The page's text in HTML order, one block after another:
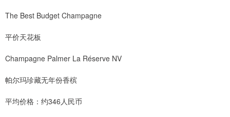
The Best Budget Champagne
平价天花板
Champagne Palmer La Réserve NV
帕尔玛珍藏无年份香槟
平均价格：约346人民币